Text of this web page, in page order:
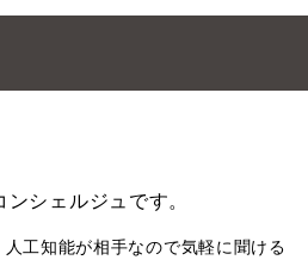
シェルジュです。
人工知能が相手なので気軽に聞ける